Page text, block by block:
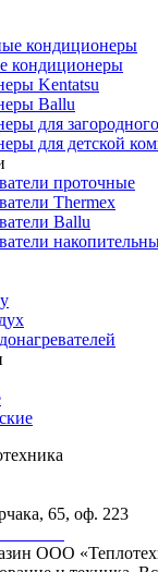
кондиционеры
кондиционеры
Kentatsu
Ballu
для
для детской
проточные
Thermex
Ballu
65, оф. 223
ООО